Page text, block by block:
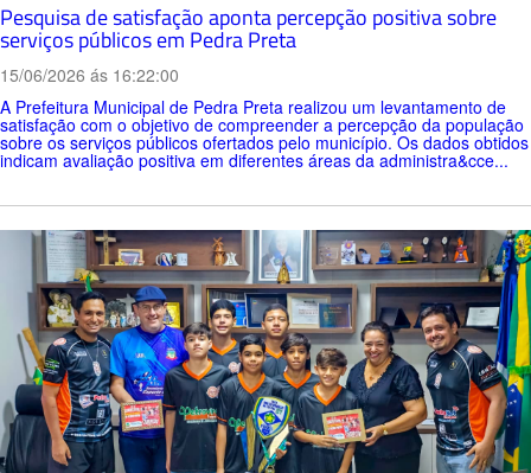
Pesquisa de satisfação aponta percepção positiva sobre
serviços públicos em Pedra Preta
15/06/2026 ás 16:22:00
A Prefeitura Municipal de Pedra Preta realizou um levantamento de
satisfação com o objetivo de compreender a percepção da população
sobre os serviços públicos ofertados pelo município. Os dados obtidos
indicam avaliação positiva em diferentes áreas da administra&cce...